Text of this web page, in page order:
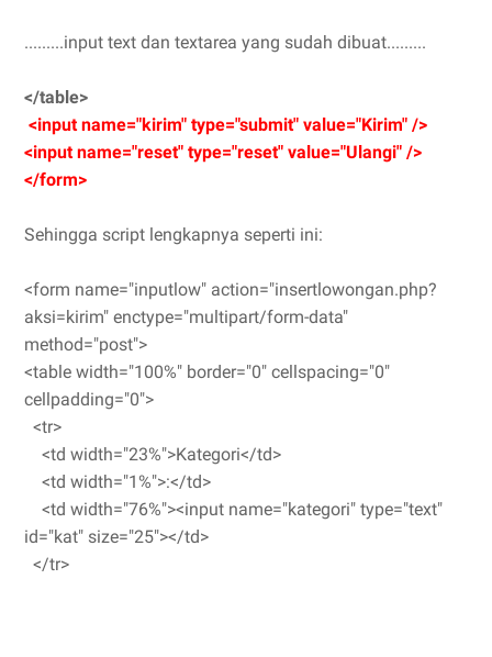
.........input text dan textarea yang sudah dibuat.........
</table>
<input name="kirim" type="submit" value="Kirim" />
<input name="reset" type="reset" value="Ulangi" />
</form>
Sehingga script lengkapnya seperti ini:
<form name="inputlow" action="insertlowongan.php?
aksi=kirim" enctype="multipart/form-data"
method="post">
<table width="100%" border="0" cellspacing="0"
cellpadding="0">
<tr>
<td width="23%">Kategori</td>
<td width="1%">:</td>
<td width="76%"><input name="kategori" type="text"
id="kat" size="25"></td>
</tr>